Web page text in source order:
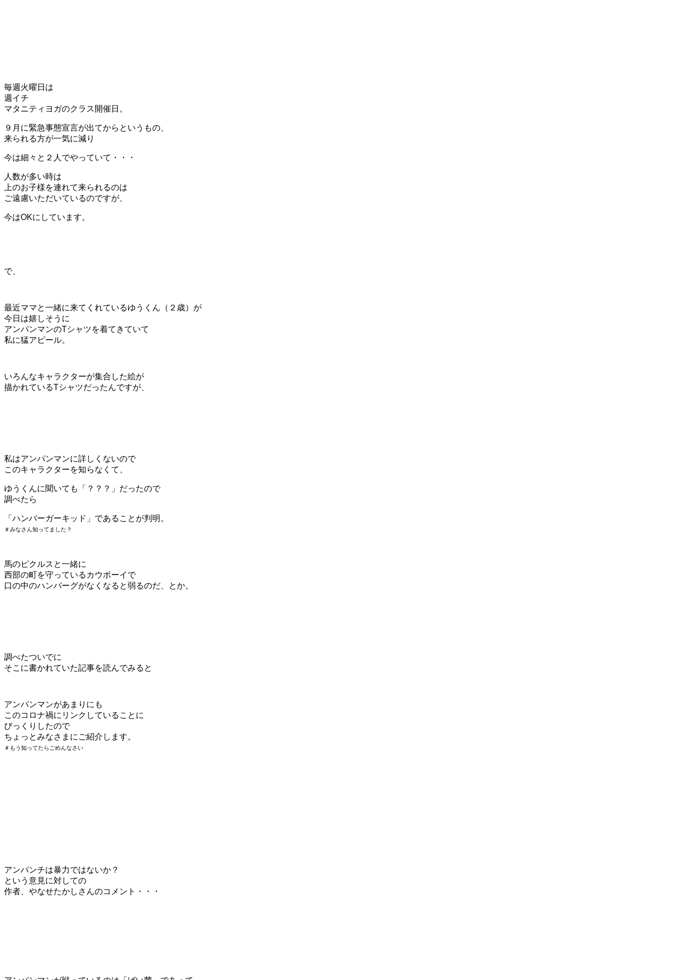
毎週火曜日は
週イチ
マタニティヨガのクラス開催日。
９月に緊急事態宣言が出てからというもの、
来られる方が一気に減り
今は細々と２人でやっていて・・・
人数が多い時は
上のお子様を連れて来られるのは
ご遠慮いただいているのですが、
今はOKにしています。
で、
最近ママと一緒に来てくれているゆうくん（２歳）が
今日は嬉しそうに
アンパンマンのTシャツを着てきていて
私に猛アピール。
いろんなキャラクターが集合した絵が
描かれているTシャツだったんですが、
私はアンパンマンに詳しくないので
このキャラクターを知らなくて、
ゆうくんに聞いても「？？？」だったので
調べたら
「ハンバーガーキッド」であることが判明。
＃みなさん知ってました？
馬のピクルスと一緒に
西部の町を守っているカウボーイで
口の中のハンバーグがなくなると弱るのだ、とか。
調べたついでに
そこに書かれていた記事を読んでみると
アンパンマンがあまりにも
このコロナ禍にリンクしていることに
びっくりしたので
ちょっとみなさまにご紹介します。
＃もう知ってたらごめんなさい
アンパンチは暴力ではないか？
という意見に対しての
作者、やなせたかしさんのコメント・・・